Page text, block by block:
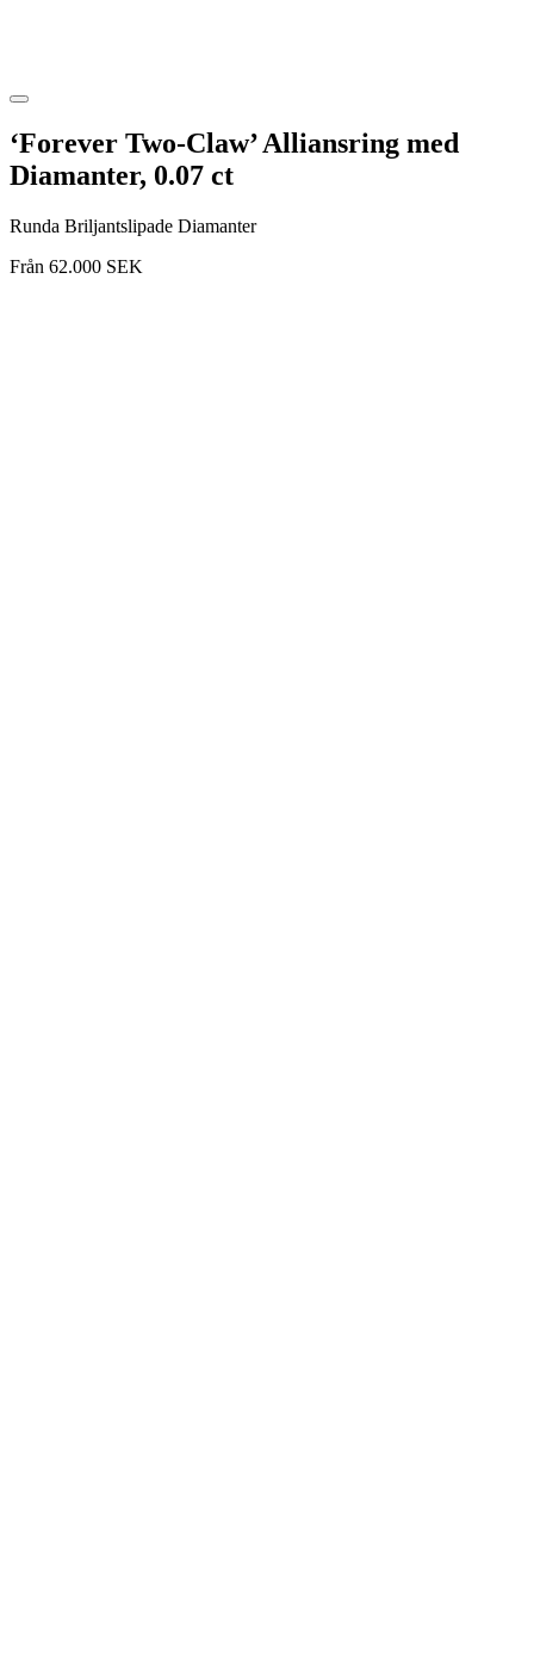
‘Forever Two-Claw’ Alliansring med
Diamanter, 0.07 ct
Runda Briljantslipade Diamanter
Från 62.000 SEK